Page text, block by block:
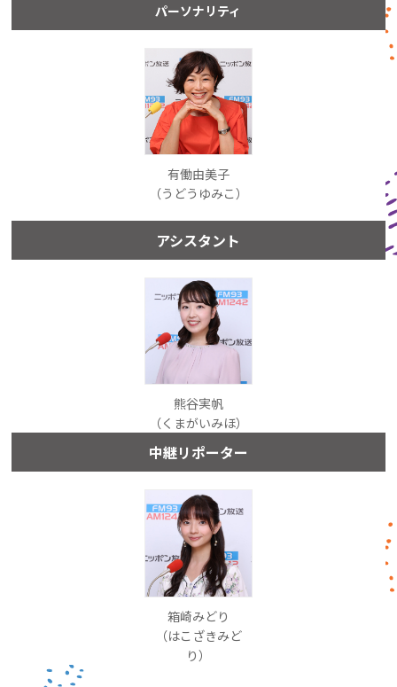
パーソナリティ
有働由美子
（うどうゆみこ）
アシスタント
熊谷実帆
（くまがいみほ）
中継リポーター
箱崎みどり
（はこざきみど
り）